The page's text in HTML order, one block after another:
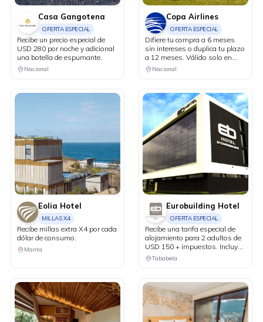
Casa Gangotena
OFERTA ESPECIAL
Recibe un precio especial de
USD 280 por noche y adicional
una botella de espumante.
Nacional
Copa Airlines
OFERTA ESPECIAL
Difiere tu compra a 6 meses
sin intereses o duplica tu plazo
a 12 meses. Válido solo en
puntos de venta físicos y
agencias de viaje.
Nacional
Eolia Hotel
MILLAS X4
Recibe millas extra X4 por cada
dólar de consumo.
Manta
Eurobuilding Hotel
OFERTA ESPECIAL
Recibe una tarifa especial de
alojamiento para 2 adultos de
USD 150 + impuestos. Incluye
desayuno americano y 2
cócteles de bienvenida. Recibe
los servicios de spa. Recibe el
10% de descuento en el
restaurante Tabla Bella.
Tababela